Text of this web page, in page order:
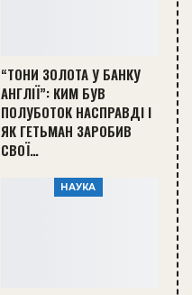
“ТОНИ ЗОЛОТА У БАНКУ
АНГЛІЇ”: КИМ БУВ
ПОЛУБОТОК НАСПРАВДІ І
ЯК ГЕТЬМАН ЗАРОБИВ
СВОЇ…
НАУКА